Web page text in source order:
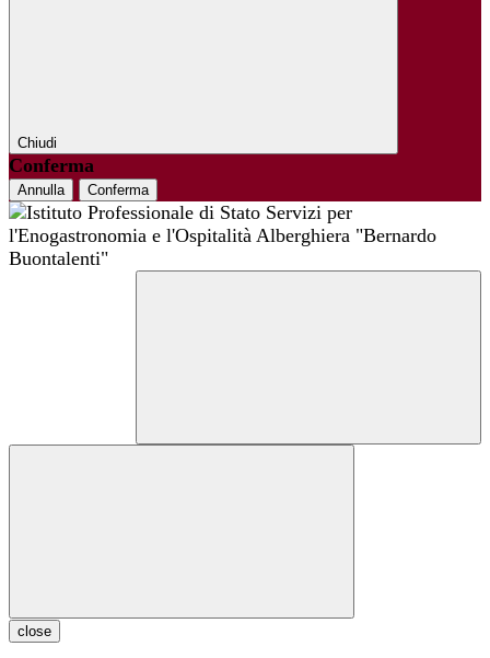
Chiudi
Conferma
Annulla Conferma
close